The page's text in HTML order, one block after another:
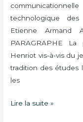
technologique des
Etienne Armand
PARAGRAPHE
Henriot vis-à-vis du
tradition des études
les
et
autoréférentialité”
Lire la suite »